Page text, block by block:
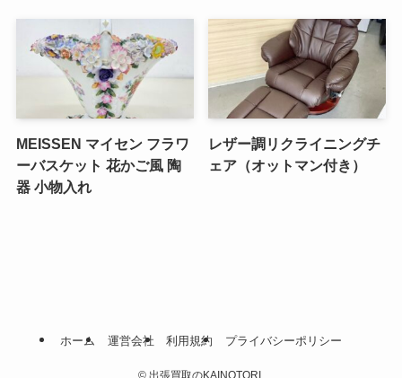
MEISSEN マイセン フラワ
ーバスケット 花かご風 陶
器 小物入れ
レザー調リクライニングチ
ェア（オットマン付き）
ホーム 運営会社 利用規約 プライバシーポリシー